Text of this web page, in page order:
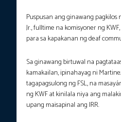
Puspusan ang ginawang
Jr., fulltime na komisyoner ng
para sa kapakanan ng deaf
Sa ginawang birtuwal na
kamakailan, ipinahayag ni
tagapagsulong ng FSL, na
ng KWF at kinilala niya ang
upang maisapinal ang IRR.